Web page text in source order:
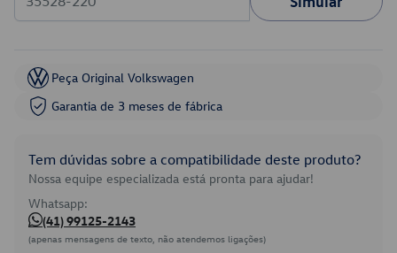
Peça Original Volkswagen
Garantia de 3 meses de fábrica
Tem dúvidas sobre a compatibilidade deste produto?
Nossa equipe especializada está pronta para ajudar!
Whatsapp:
(41) 99125-2143
(apenas mensagens de texto, não atendemos ligações)